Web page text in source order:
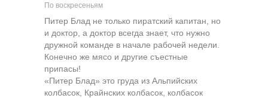
По воскресеньям
Питер Блад не только пиратский капитан, но
и доктор, а доктор всегда знает, что нужно
дружной команде в начале рабочей недели.
Конечно же мясо и другие съестные
припасы!
«Питер Блад» это груда из Альпийских
колбасок, Крайнских колбасок, колбасок